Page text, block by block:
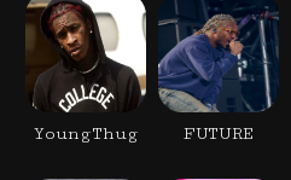
YoungThug FUTURE